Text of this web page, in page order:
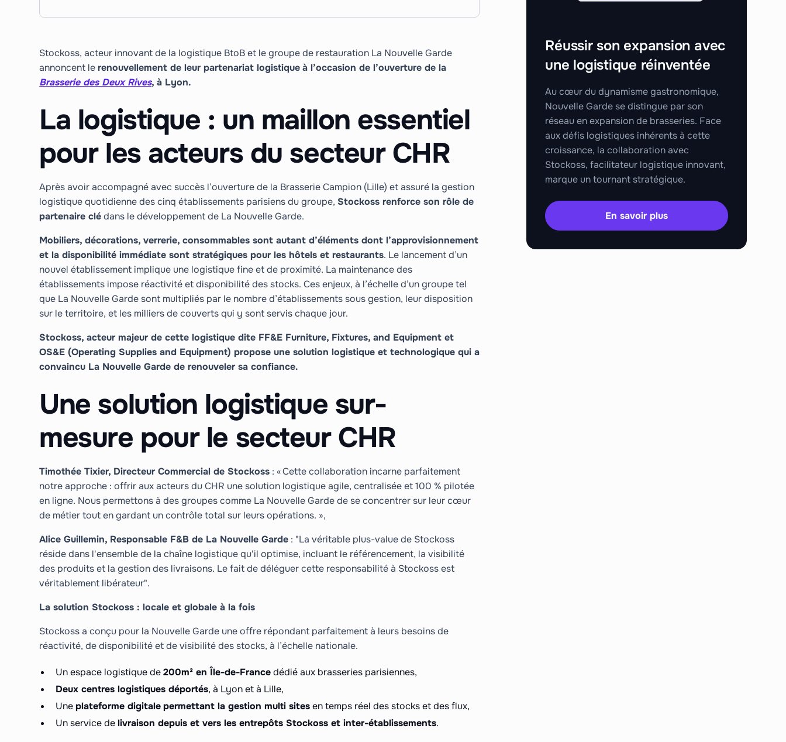
Stockoss, acteur innovant de la logistique BtoB et le groupe de restauration La Nouvelle Garde
annoncent lerenouvellement de leur partenariat logistiqueà l’occasion de l’ouverture de la
Brasserie des Deux Rives, à Lyon.
La logistique : un maillon essentiel
pour les acteurs du secteur CHR
Après avoir accompagné avec succès l’ouverture de la Brasserie Campion (Lille) et assuré la gestion
logistique quotidienne des cinq établissements parisiens du groupe, Stockoss renforce son rôle de
partenaire clédans le développement de La Nouvelle Garde.
Mobiliers, décorations, verrerie, consommables sont autant d’éléments dont l’approvisionnement
et la disponibilité immédiate sont stratégiques pour les hôtels et restaurants. Le lancement d’un
nouvel établissement implique une logistique fine et de proximité. La maintenance des
établissements impose réactivité et disponibilité des stocks. Ces enjeux, à l’échelle d’un groupe tel
que La Nouvelle Garde sont multipliés par le nombre d’établissements sous gestion, leur disposition
sur le territoire, et les milliers de couverts qui y sont servis chaque jour.
Stockoss, acteur majeur de cette logistique dite FF&E Furniture, Fixtures, and Equipment et
OS&E (Operating Supplies and Equipment) propose une solution logistique et technologique qui a
convaincu La Nouvelle Garde de renouveler sa confiance.
Une solution logistique sur-
mesure pour le secteur CHR
Timothée Tixier, Directeur Commercial de Stockoss : « Cette collaboration incarne parfaitement
notre approche : offrir aux acteurs du CHR une solution logistique agile, centralisée et 100 % pilotée
en ligne. Nous permettons à des groupes comme La Nouvelle Garde de se concentrer sur leur cœur
de métier tout en gardant un contrôle total sur leurs opérations. »,
Alice Guillemin, Responsable F&B de La Nouvelle Garde : "La véritable plus-value de Stockoss
réside dans l'ensemble de la chaîne logistique qu'il optimise, incluant le référencement, la visibilité
des produits et la gestion des livraisons. Le fait de déléguer cette responsabilité à Stockoss est
véritablement libérateur".
La solution Stockoss : locale et globale à la fois
Stockoss a conçu pour la Nouvelle Garde une offre répondant parfaitement à leurs besoins de
réactivité, de disponibilité et de visibilité des stocks, à l’échelle nationale.
Un espace logistique de200m² en Île-de-Francedédié aux brasseries parisiennes,
Deux centres logistiques déportés, à Lyon et à Lille,
Uneplateforme digitalepermettant la gestion multi sitesen temps réel des stocks et des flux,
Un service delivraison depuis et vers les entrepôts Stockoss et inter-établissements.
Réussir son expansion avec
une logistique réinventée
Au cœur du dynamisme gastronomique,
Nouvelle Garde se distingue par son
réseau en expansion de brasseries. Face
aux défis logistiques inhérents à cette
croissance, la collaboration avec
Stockoss, facilitateur logistique innovant,
marque un tournant stratégique.
En savoir plus